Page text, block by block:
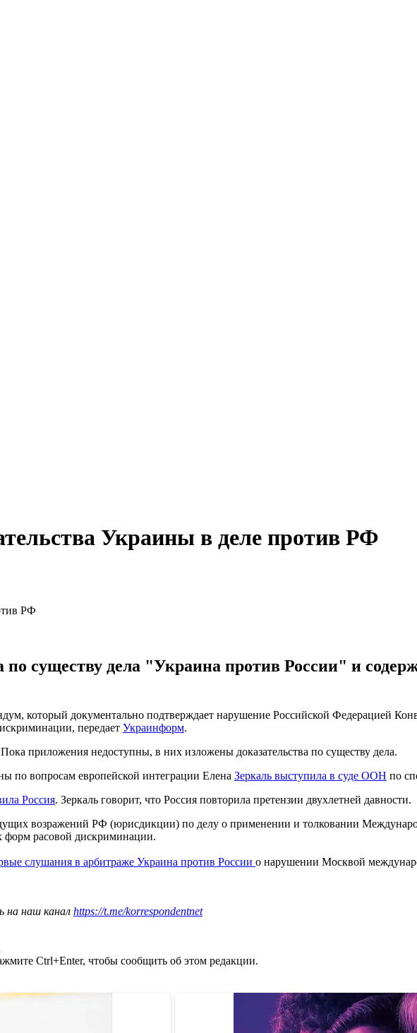
Украины в деле против РФ
по существу дела "Украина против России" и
который документально подтверждает нарушение Российской Федерацией
передает Украинформ.
приложения недоступны, в них изложены доказательства по существу дела.
по вопросам европейской интеграции Елена Зеркаль выступила в суде ООН по
Россия. Зеркаль говорит, что Россия повторила претензии двухлетней давности.
возражений РФ (юрисдикции) по делу о применении и толковании
форм расовой дискриминации.
слушания в арбитраже Украина против России о нарушении Москвой
на наш канал https://t.me/korrespondentnet
Ctrl+Enter, чтобы сообщить об этом редакции.